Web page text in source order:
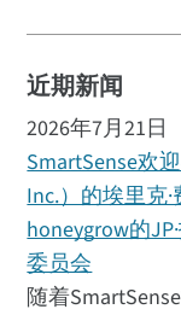
近期新闻
2026年7月21日
SmartSense欢
Inc.）的埃里克
honeygrow的
委员会
随着